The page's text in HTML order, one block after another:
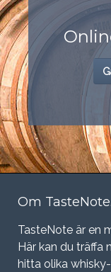
Om
TasteNote är en
Här kan du träffa
hitta olika